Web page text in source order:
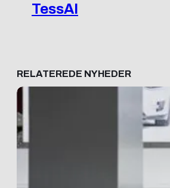
TessAI
RELATEREDE NYHEDER